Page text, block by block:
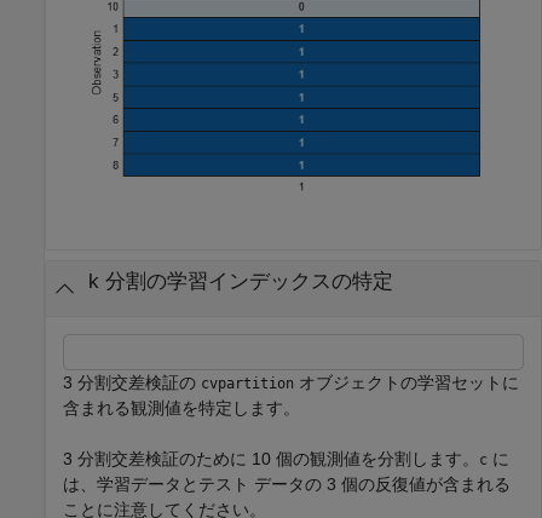
k 分割の学習インデックスの特定
3 分割交差検証の cvpartition オブジェクトの学習セットに
含まれる観測値を特定します。
3 分割交差検証のために 10 個の観測値を分割します。 c に
は、学習データとテスト データの 3 個の反復値が含まれる
ことに注意してください。